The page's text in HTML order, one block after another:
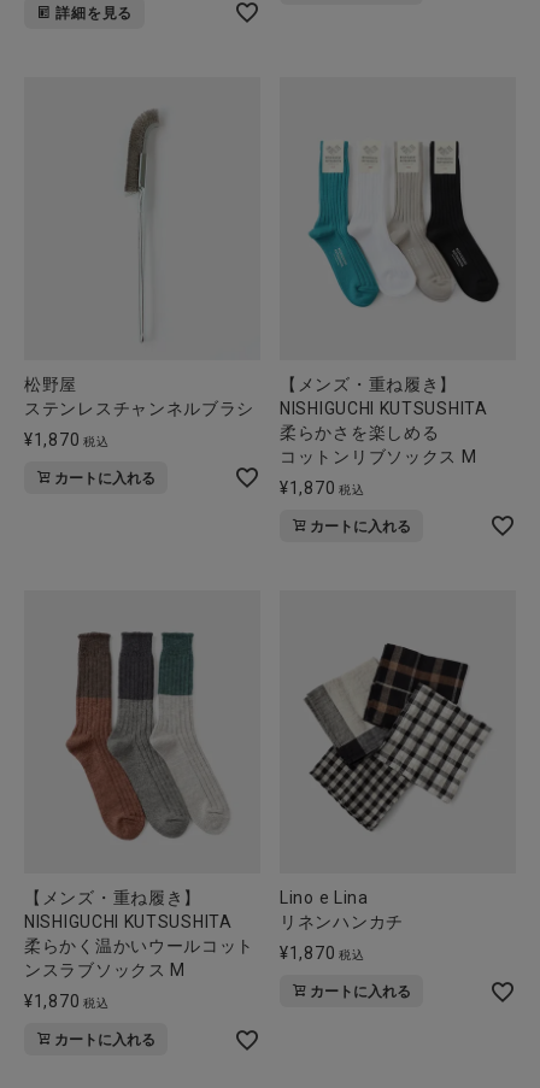
ブランド
全ての商品
お問い合わせ
ショップリスト
詳細を見る
松野屋
ステンレスチャンネルブラシ
¥1,870 税込
カートに入れる
【メンズ・重ね履き】
NISHIGUCHI KUTSUSHITA
柔らかさを楽しめる
コットンリブソックス M
¥1,870 税込
カートに入れる
【メンズ・重ね履き】
NISHIGUCHI KUTSUSHITA
柔らかく温かいウールコット
ンスラブソックス M
¥1,870 税込
カートに入れる
Lino e Lina
リネンハンカチ
¥1,870 税込
カートに入れる